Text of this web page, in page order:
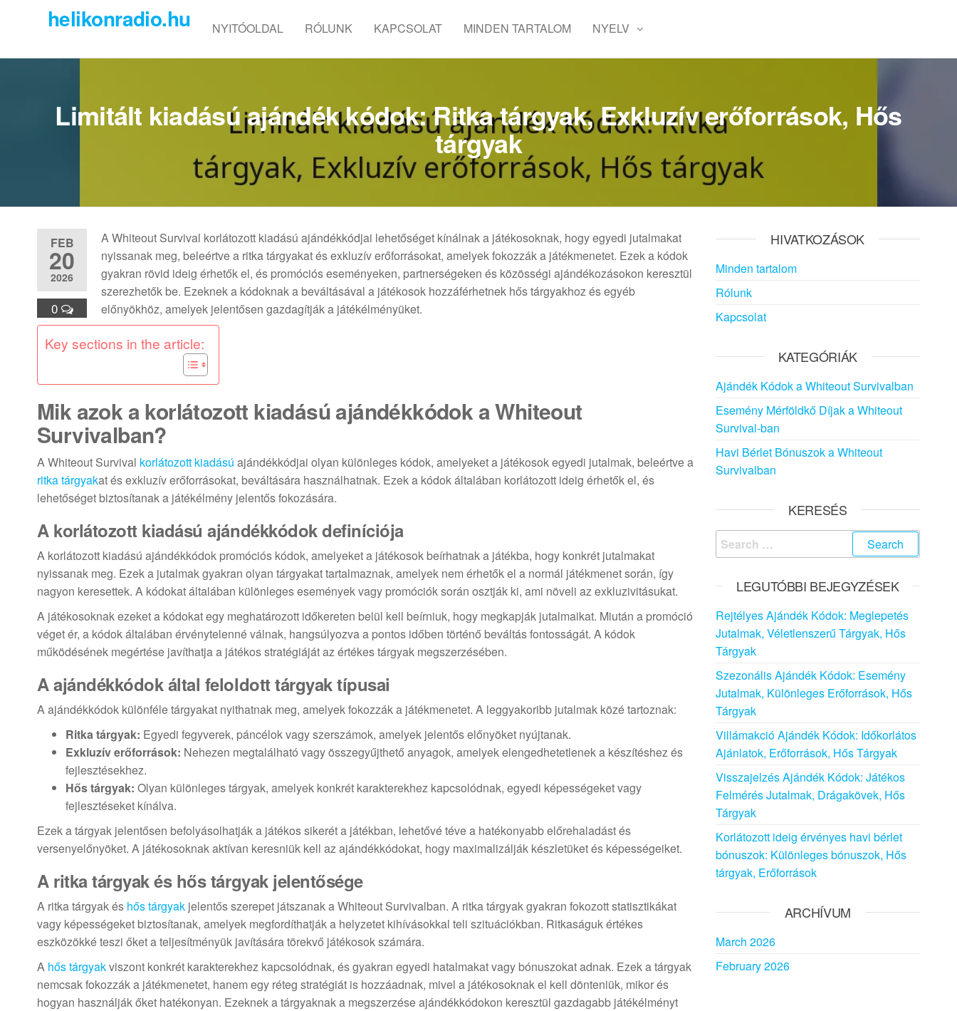
content
helikonradio.hu NYITÓOLDAL RÓLUNK KAPCSOLAT MINDEN TARTALOM NYELV
Limitált kiadású ajándék kódok: Ritka tárgyak, Exkluzív erőforrások, Hős
tárgyak
FEB
20
2026
0
A Whiteout Survival korlátozott kiadású ajándékkódjai lehetőséget kínálnak a játékosoknak, hogy egyedi jutalmakat
nyissanak meg, beleértve a ritka tárgyakat és exkluzív erőforrásokat, amelyek fokozzák a játékmenetet. Ezek a kódok
gyakran rövid ideig érhetők el, és promóciós eseményeken, partnerségeken és közösségi ajándékozásokon keresztül
szerezhetők be. Ezeknek a kódoknak a beváltásával a játékosok hozzáférhetnek hős tárgyakhoz és egyéb
előnyökhöz, amelyek jelentősen gazdagítják a játékélményüket.
Key sections in the article:
Mik azok a korlátozott kiadású ajándékkódok a Whiteout
Survivalban?
A Whiteout Survival korlátozott kiadású ajándékkódjai olyan különleges kódok, amelyeket a játékosok egyedi jutalmak, beleértve a
ritka tárgyakat és exkluzív erőforrásokat, beváltására használhatnak. Ezek a kódok általában korlátozott ideig érhetők el, és
lehetőséget biztosítanak a játékélmény jelentős fokozására.
A korlátozott kiadású ajándékkódok definíciója
A korlátozott kiadású ajándékkódok promóciós kódok, amelyeket a játékosok beírhatnak a játékba, hogy konkrét jutalmakat
nyissanak meg. Ezek a jutalmak gyakran olyan tárgyakat tartalmaznak, amelyek nem érhetők el a normál játékmenet során, így
nagyon keresettek. A kódokat általában különleges események vagy promóciók során osztják ki, ami növeli az exkluzivitásukat.
A játékosoknak ezeket a kódokat egy meghatározott időkereten belül kell beírniuk, hogy megkapják jutalmaikat. Miután a promóció
véget ér, a kódok általában érvénytelenné válnak, hangsúlyozva a pontos időben történő beváltás fontosságát. A kódok
működésének megértése javíthatja a játékos stratégiáját az értékes tárgyak megszerzésében.
A ajándékkódok által feloldott tárgyak típusai
A ajándékkódok különféle tárgyakat nyithatnak meg, amelyek fokozzák a játékmenetet. A leggyakoribb jutalmak közé tartoznak:
Ritka tárgyak: Egyedi fegyverek, páncélok vagy szerszámok, amelyek jelentős előnyöket nyújtanak.
Exkluzív erőforrások: Nehezen megtalálható vagy összegyűjthető anyagok, amelyek elengedhetetlenek a készítéshez és
fejlesztésekhez.
Hős tárgyak: Olyan különleges tárgyak, amelyek konkrét karakterekhez kapcsolódnak, egyedi képességeket vagy
fejlesztéseket kínálva.
Ezek a tárgyak jelentősen befolyásolhatják a játékos sikerét a játékban, lehetővé téve a hatékonyabb előrehaladást és
versenyelőnyöket. A játékosoknak aktívan keresniük kell az ajándékkódokat, hogy maximalizálják készletüket és képességeiket.
A ritka tárgyak és hős tárgyak jelentősége
A ritka tárgyak és hős tárgyak jelentős szerepet játszanak a Whiteout Survivalban. A ritka tárgyak gyakran fokozott statisztikákat
vagy képességeket biztosítanak, amelyek megfordíthatják a helyzetet kihívásokkal teli szituációkban. Ritkaságuk értékes
eszközökké teszi őket a teljesítményük javítására törekvő játékosok számára.
A hős tárgyakviszont konkrét karakterekhez kapcsolódnak, és gyakran egyedi hatalmakat vagy bónuszokat adnak. Ezek a tárgyak
nemcsak fokozzák a játékmenetet, hanem egy réteg stratégiát is hozzáadnak, mivel a játékosoknak el kell dönteniük, mikor és
hogyan használják őket hatékonyan. Ezeknek a tárgyaknak a megszerzése ajándékkódokon keresztül gazdagabb játékélményt
HIVATKOZÁSOK
Minden tartalom
Rólunk
Kapcsolat
KATEGÓRIÁK
Ajándék Kódok a Whiteout Survivalban
Esemény Mérföldkő Díjak a Whiteout
Survival-ban
Havi Bérlet Bónuszok a Whiteout
Survivalban
KERESÉS
Search
for:
LEGUTÓBBI BEJEGYZÉSEK
Rejtélyes Ajándék Kódok: Meglepetés
Jutalmak, Véletlenszerű Tárgyak, Hős
Tárgyak
Szezonális Ajándék Kódok: Esemény
Jutalmak, Különleges Erőforrások, Hős
Tárgyak
Villámakció Ajándék Kódok: Időkorlátos
Ajánlatok, Erőforrások, Hős Tárgyak
Visszajelzés Ajándék Kódok: Játékos
Felmérés Jutalmak, Drágakövek, Hős
Tárgyak
Korlátozott ideig érvényes havi bérlet
bónuszok: Különleges bónuszok, Hős
tárgyak, Erőforrások
ARCHÍVUM
March 2026
February 2026